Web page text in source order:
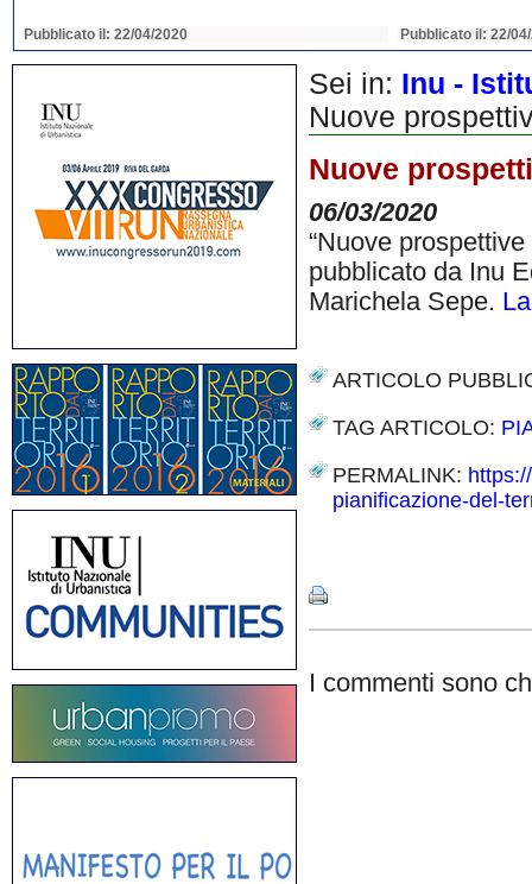
Pubblicato il: 22/04/2020 Pubblicato il: 22/
Sei in: Inu -
Nuove
Nuove
06/03/2020
“Nuove
pubblicato da Inu
Marichela Sepe.
ARTICOLO
TAG ARTICOLO:
PERMALINK:
pianificazione-del-
I commenti sono